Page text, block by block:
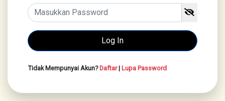
Tidak Mempunyai Akun?Daftar| Lupa Password